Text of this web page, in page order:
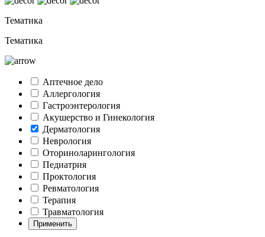
Тематика
Тематика
Аптечное дело
Аллергология
Гастроэнтерология
Акушерство и Гинекология
Дерматология
Неврология
Оториноларингология
Педиатрия
Проктология
Ревматология
Терапия
Травматология
Применить